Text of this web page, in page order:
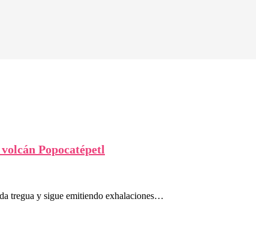
Popocatépetl
tregua y sigue emitiendo exhalaciones…